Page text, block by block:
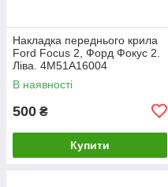
Накладка переднього крила
Ford Focus 2, Форд Фокус 2.
Ліва. 4M51A16004
В наявності
500 ₴
Купити